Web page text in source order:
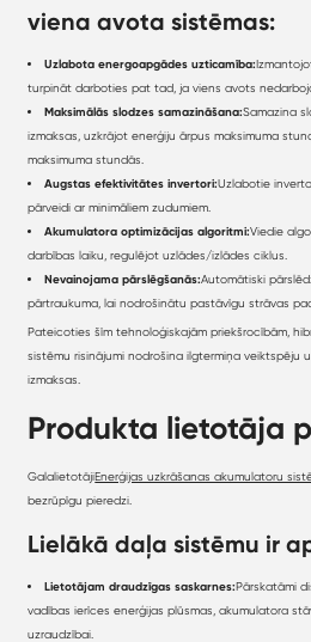
viena avota sistēmas:
Uzlabota energoapgādes uzticamība:
turpināt darboties pat tad, ja viens avots
Maksimālās slodzes samazināšana:Samazina
izmaksas, uzkrājot enerģiju ārpus maksimuma
maksimuma stundās.
Augstas efektivitātes invertori:Uzlabotie
pārveidi ar minimāliem zudumiem.
Akumulatora optimizācijas algoritmi:Viedie
darbības laiku, regulējot uzlādes/izlādes ciklus.
Nevainojama pārslēgšanās:Automātiski
pārtraukuma, lai nodrošinātu pastāvīgu strāvas
Pateicoties šīm tehnoloģiskajām priekšrocībām,
sistēmu risinājumi nodrošina ilgtermiņa veiktspēju
izmaksas.
Produkta lietotāja
GalalietotājiEnerģijas uzkrāšanas akumulatoru
bezrūpīgu pieredzi.
Lielākā daļa sistēmu ir
Lietotājam draudzīgas saskarnes:Pārskatāmi
vadības ierīces enerģijas plūsmas, akumulatora
uzraudzībai.